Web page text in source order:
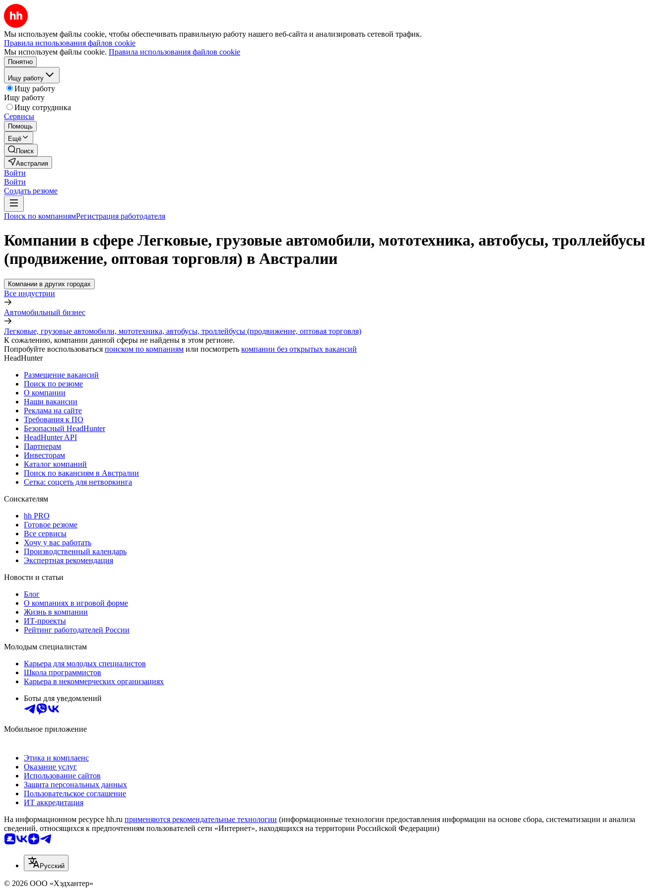
Мы используем файлы cookie, чтобы обеспечивать правильную работу нашего веб-сайта и анализировать сетевой трафик.
Правила использования файлов cookie
Мы используем файлы cookie. Правила использования файлов cookie
Понятно
Ищу работу
Ищу работу
Ищу работу
Ищу сотрудника
Сервисы
Помощь
Ещё
Поиск
Австралия
Войти
Войти
Создать резюме
Поиск по компаниямРегистрация работодателя
Компании в сфере Легковые, грузовые автомобили, мототехника, автобусы, троллейбусы
(продвижение, оптовая торговля) в Австралии
Компании в других городах
Все индустрии
Автомобильный бизнес
Легковые, грузовые автомобили, мототехника, автобусы, троллейбусы (продвижение, оптовая торговля)
К сожалению, компании данной сферы не найдены в этом регионе.
Попробуйте воспользоваться поиском по компаниям или посмотреть компании без открытых вакансий
HeadHunter
Размещение вакансий
Поиск по резюме
О компании
Наши вакансии
Реклама на сайте
Требования к ПО
Безопасный HeadHunter
HeadHunter API
Партнерам
Инвесторам
Каталог компаний
Поиск по вакансиям в Австралии
Сетка: соцсеть для нетворкинга
Соискателям
hh PRO
Готовое резюме
Все сервисы
Хочу у вас работать
Производственный календарь
Экспертная рекомендация
Новости и статьи
Блог
О компаниях в игровой форме
Жизнь в компании
ИТ-проекты
Рейтинг работодателей России
Молодым специалистам
Карьера для молодых специалистов
Школа программистов
Карьера в некоммерческих организациях
Боты для уведомлений
Мобильное приложение
Этика и комплаенс
Оказание услуг
Использование сайтов
Защита персональных данных
Пользовательское соглашение
ИТ аккредитация
На информационном ресурсе hh.ru применяются рекомендательные технологии (информационные технологии предоставления информации на основе сбора, систематизации и анализа
сведений, относящихся к предпочтениям пользователей сети «Интернет», находящихся на территории Российской Федерации)
Русский
© 2026 ООО «Хэдхантер»